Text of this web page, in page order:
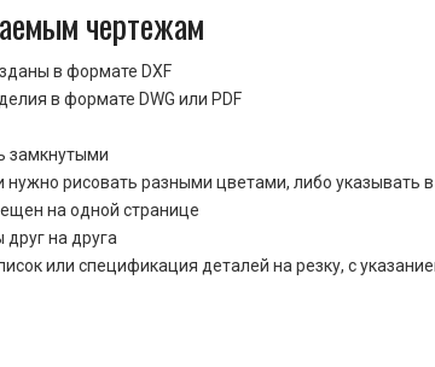
чертежам
в формате DXF
в формате DWG или PDF
замкнутыми
нужно рисовать разными цветами, либо указывать
на одной странице
на друга
или спецификация деталей на резку, с